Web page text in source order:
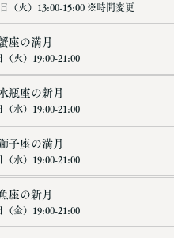
（火）13:00-15:00 ※時間変更
座の満月
（火）19:00-21:00
瓶座の新月
（水）19:00-21:00
子座の満月
（水）19:00-21:00
座の新月
（金）19:00-21:00